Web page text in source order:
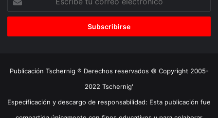
correo
Publicación Tschernig ® Derechos reservados © Copyright 2005-
2022 Tschernig'
Especificación y descargo de responsabilidad: Esta publicación fue